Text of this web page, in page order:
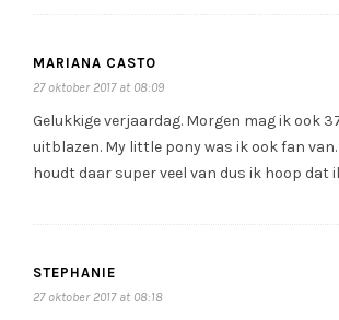
MARIANA CASTO
27 oktober 2017 at 08:09
Gelukkige verjaardag. Morgen mag ik ook
uitblazen. My little pony was ik ook fan
houdt daar super veel van dus ik hoop dat
STEPHANIE
27 oktober 2017 at 08:18